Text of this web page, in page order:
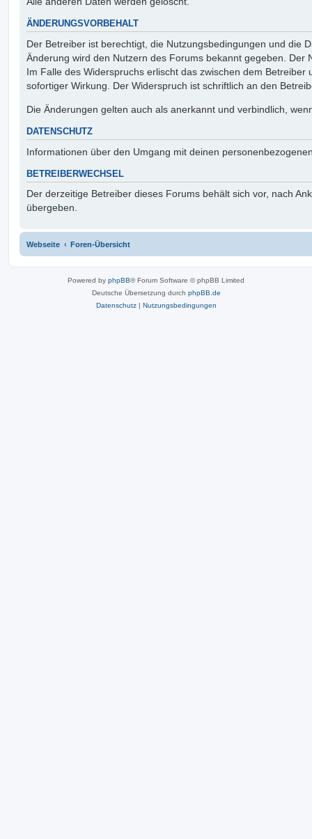
ÄNDERUNGSVORBEHALT
Der Betreiber ist berechtigt, die Nutzungsbedingungen und die
Änderung wird den Nutzern des Forums bekannt gegeben.
Im Falle des Widerspruchs erlischt das zwischen dem
sofortiger Wirkung. Der Widerspruch ist schriftlich an den
Die Änderungen gelten auch als anerkannt und verbindlich,
DATENSCHUTZ
Informationen über den Umgang mit deinen
BETREIBERWECHSEL
Der derzeitige Betreiber dieses Forums behält sich vor, nach
übergeben.
Webseite Foren-Übersicht
Powered by phpBB® Forum Software © phpBB Limited
Deutsche Übersetzung durch phpBB.de
Datenschutz| Nutzungsbedingungen